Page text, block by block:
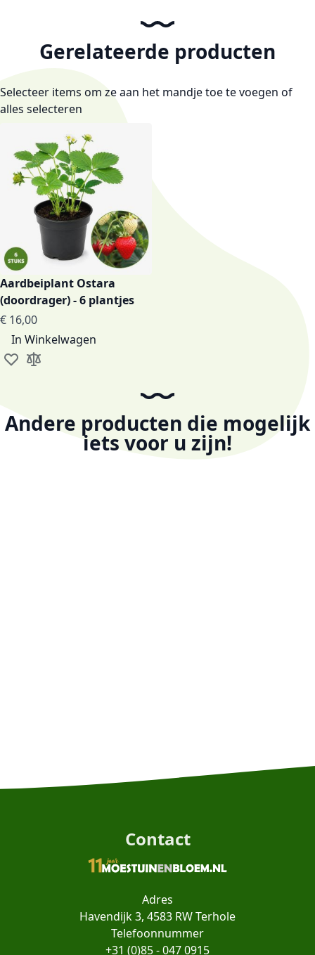
Gerelateerde producten
Selecteer items om ze aan het mandje toe te voegen of
alles selecteren
Aardbeiplant Ostara
(doordrager) - 6 plantjes
€ 16,00
In Winkelwagen
Voeg toe aan verlanglijst
Toevoegen om te vergelijken
Andere producten die mogelijk
iets voor u zijn!
Contact
Adres
Havendijk 3, 4583 RW Terhole
Telefoonnummer
+31 (0)85 - 047 0915